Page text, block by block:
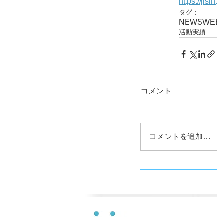
タグ：
NEWS
活動実績
コメント
コメントを追加…